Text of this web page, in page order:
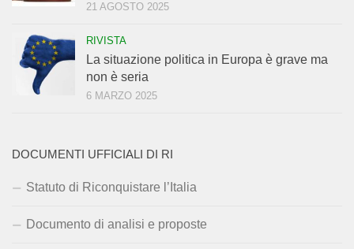
21 AGOSTO 2025
RIVISTA
La situazione politica in Europa è grave ma
non è seria
6 MARZO 2025
DOCUMENTI UFFICIALI DI RI
Statuto di Riconquistare l’Italia
Documento di analisi e proposte